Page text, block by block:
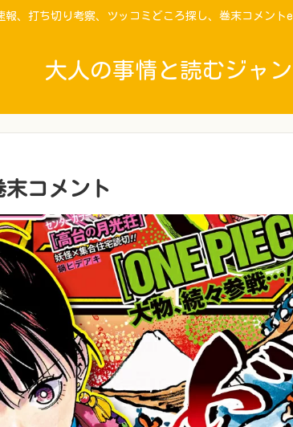
報、打ち切り考察、ツッコミどころ探し、巻末コメン
大人の事情と読むジャ
末コメント